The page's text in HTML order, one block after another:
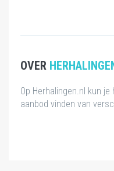
OVER
Op Herhalingen.nl kun
aanbod vinden van